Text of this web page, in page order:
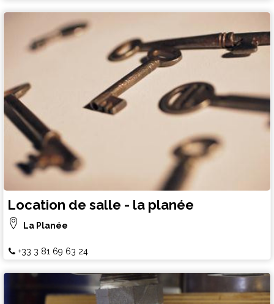
Location de salle - la planée
La Planée
+33 3 81 69 63 24